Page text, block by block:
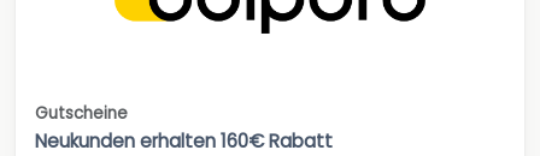
Gutscheine
Neukunden erhalten 160€ Rabatt